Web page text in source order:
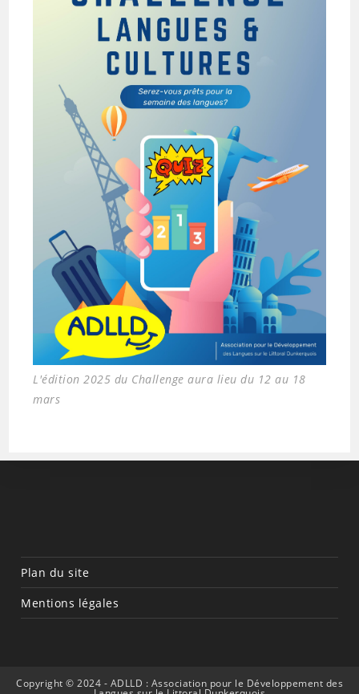
L'édition 2025 du Challenge aura lieu du 12 au 18
mars
Plan du site
Mentions légales
Copyright © 2024 - ADLLD : Association pour le Développement des